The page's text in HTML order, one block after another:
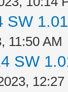
SW
11:50 AM
SW